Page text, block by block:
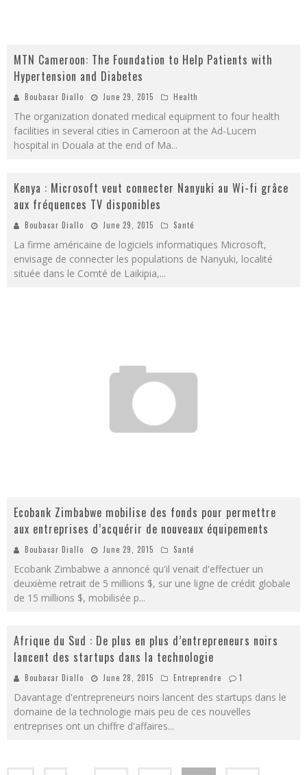
MTN Cameroon: The Foundation to Help Patients with
Hypertension and Diabetes
Boubacar Diallo June 29, 2015 Health
The organization donated medical equipment to four health
facilities in several cities in Cameroon at the Ad-Lucem
hospital in Douala at the end of Ma...
Kenya : Microsoft veut connecter Nanyuki au Wi-fi grâce
aux fréquences TV disponibles
Boubacar Diallo June 29, 2015 Santé
La firme américaine de logiciels informatiques Microsoft,
envisage de connecter les populations de Nanyuki, localité
située dans le Comté de Laikipia,...
Ecobank Zimbabwe mobilise des fonds pour permettre
aux entreprises d’acquérir de nouveaux équipements
Boubacar Diallo June 29, 2015 Santé
Ecobank Zimbabwe a annoncé qu'il venait d'effectuer un
deuxième retrait de 5 millions $, sur une ligne de crédit globale
de 15 millions $, mobilisée p...
Afrique du Sud : De plus en plus d’entrepreneurs noirs
lancent des startups dans la technologie
Boubacar Diallo June 28, 2015 Entreprendre 1
Davantage d'entrepreneurs noirs lancent des startups dans le
domaine de la technologie mais peu de ces nouvelles
entreprises ont un chiffre d'affaires...